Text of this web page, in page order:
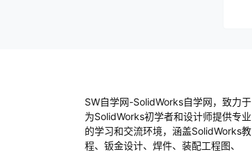
SW自学网-SolidWorks自学网，致力于
为SolidWorks初学者和设计师提供专业
的学习和交流环境，涵盖SolidWorks教
程、钣金设计、焊件、装配工程图、